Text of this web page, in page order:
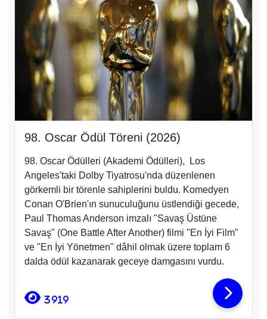
98. Oscar Ödül Töreni (2026)
98. Oscar Ödülleri (Akademi Ödülleri), Los
Angeles'taki Dolby Tiyatrosu'nda düzenlenen
görkemli bir törenle sahiplerini buldu. Komedyen
Conan O'Brien'ın sunuculuğunu üstlendiği gecede,
Paul Thomas Anderson imzalı "Savaş Üstüne
Savaş" (One Battle After Another) filmi "En İyi Film"
ve "En İyi Yönetmen" dâhil olmak üzere toplam 6
dalda ödül
kazanarak geceye damgasını vurdu.
3919